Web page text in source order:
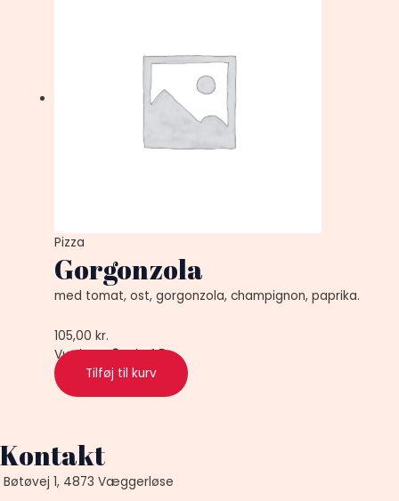
Pizza
Gorgonzola
med tomat, ost, gorgonzola, champignon, paprika.
105,00kr.
Vurderet0ud af 5
Tilføj til kurv
Kontakt
Bøtøvej 1, 4873 Væggerløse